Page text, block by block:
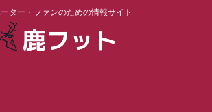
ター・ファンのための情報サイト